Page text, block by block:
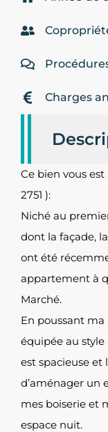
Charges
Ce bien vous
2751 ):
Niché au
dont la façade,
ont été
appartement à
Marché.
En poussant
équipée au
est spacieuse
d’aménager un
mes boiserie et
espace nuit.